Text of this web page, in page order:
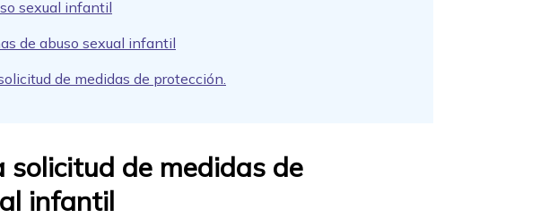
sexual infantil
de abuso sexual infantil
de medidas de protección.
solicitud de medidas de
infantil